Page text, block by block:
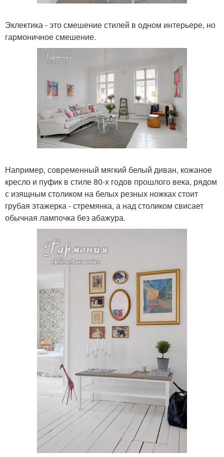
Эклектика - это смешение стилей в одном интерьере, но
гармоничное смешение.
Например, современный мягкий белый диван, кожаное
кресло и пуфик в стиле 80-х годов прошлого века, рядом
с изящным столиком на белых резных ножках стоит
грубая этажерка - стремянка, а над столиком свисает
обычная лампочка без абажура.